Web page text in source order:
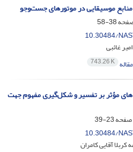
موسیقایی در موتورهای جست‌وجو
38-58
10.30484/
غائبی
743.26 K
مؤثر بر تفسیر و شکل‌گیری مفهوم جهت
23-39
10.30484/
آقایی کامران